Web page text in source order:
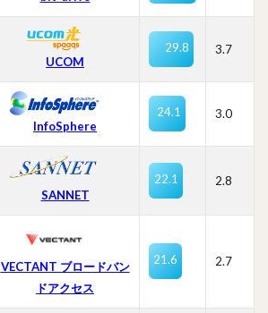
UCOM
29.8 3.7
InfoSphere
24.1 3.0
SANNET
22.1 2.8
VECTANT ブロードバン
ドアクセス
21.6 2.7